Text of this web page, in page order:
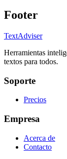
Footer
TextAdviser
Herramientas
textos para todos.
Soporte
Precios
Empresa
Acerca de
Contacto